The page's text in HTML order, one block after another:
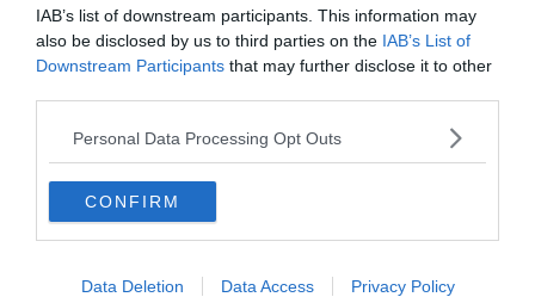
IAB’s list of downstream participants. This information may
also be disclosed by us to third parties on the IAB’s List of
Downstream Participants that may further disclose it to other
Personal Data Processing Opt Outs
CONFIRM
Data Deletion Data Access Privacy Policy
🕐 Horaires d’ouverture: Accès libre toute
l’année aux abords de la Citadelle ; visites
2. Musées et lieux culturels
Le Palais des Beaux-Arts